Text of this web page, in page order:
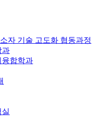
자 기술 고도화 협동과정
과
융합학과